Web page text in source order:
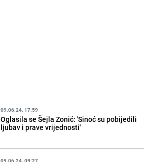
09.06.24. 17:59
Oglasila se Šejla Zonić: 'Sinoć su pobijedili
ljubav i prave vrijednosti'
09.06.24. 09:27